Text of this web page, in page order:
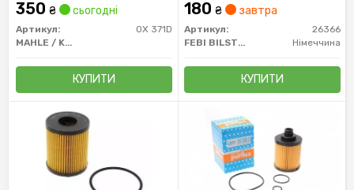
350 ₴ сьогодні
Артикул:
OX 371D
MAHLE / KNECHT
КУПИТИ
180 ₴ завтра
Артикул:
26366
FEBI BILSTEIN
Німеччина
КУПИТИ